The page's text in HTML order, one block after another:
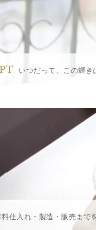
いつだって、この輝き
仕入れ・製造・販売まで